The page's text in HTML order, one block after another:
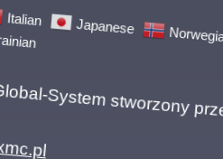
Italian
Ukrainian
Global-System